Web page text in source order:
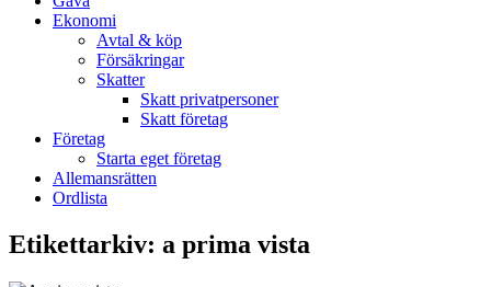
Ekonomi
Avtal & köp
Försäkringar
Skatter
Skatt privatpersoner
Skatt företag
Företag
Starta eget företag
Allemansrätten
Ordlista
Etikettarkiv: a prima vista